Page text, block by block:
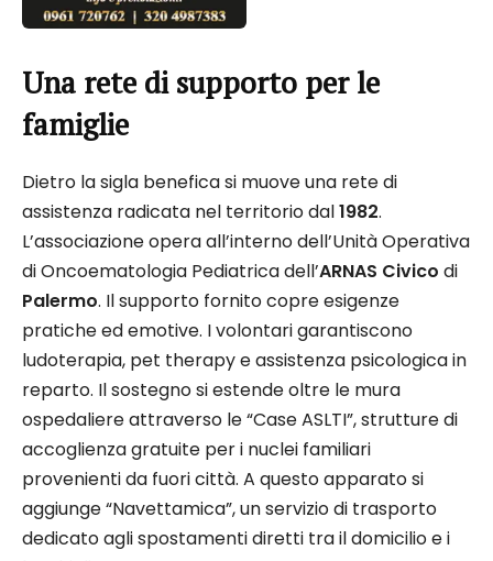
Una rete di supporto per le
famiglie
Dietro la sigla benefica si muove una rete di
assistenza radicata nel territorio dal1982.
L’associazione opera all’interno dell’Unità Operativa
di Oncoematologia Pediatrica dell’ARNAS Civico di
Palermo. Il supporto fornito copre esigenze
pratiche ed emotive. I volontari garantiscono
ludoterapia, pet therapy e assistenza psicologica in
reparto. Il sostegno si estende oltre le mura
ospedaliere attraverso le “Case ASLTI”, strutture di
accoglienza gratuite per i nuclei familiari
provenienti da fuori città. A questo apparato si
aggiunge “Navettamica”, un servizio di trasporto
dedicato agli spostamenti diretti tra il domicilio e i